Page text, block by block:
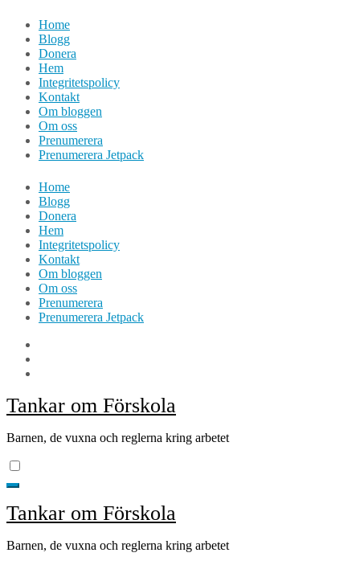
Hoppa
innehåll
Home
Blogg
Donera
Hem
Integritetspolicy
Kontakt
Om bloggen
Om oss
Prenumerera
Prenumerera Jetpack
Home
Blogg
Donera
Hem
Integritetspolicy
Kontakt
Om bloggen
Om oss
Prenumerera
Prenumerera Jetpack
Tankar om Förskola
Barnen, de vuxna och reglerna kring arbetet
Tankar om Förskola
Barnen, de vuxna och reglerna kring arbetet